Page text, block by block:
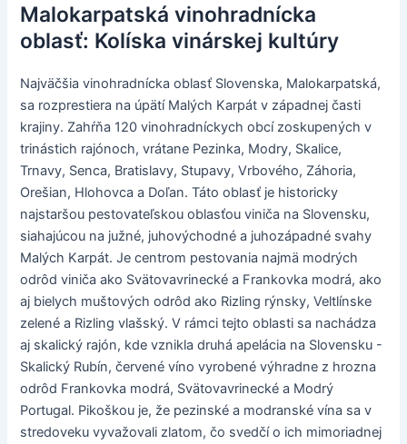
Malokarpatská vinohradnícka
oblasť: Kolíska vinárskej kultúry
Najväčšia vinohradnícka oblasť Slovenska, Malokarpatská,
sa rozprestiera na úpätí Malých Karpát v západnej časti
krajiny. Zahŕňa 120 vinohradníckych obcí zoskupených v
trinástich rajónoch, vrátane Pezinka, Modry, Skalice,
Trnavy, Senca, Bratislavy, Stupavy, Vrbového, Záhoria,
Orešian, Hlohovca a Doľan. Táto oblasť je historicky
najstaršou pestovateľskou oblasťou viniča na Slovensku,
siahajúcou na južné, juhovýchodné a juhozápadné svahy
Malých Karpát. Je centrom pestovania najmä modrých
odrôd viniča ako Svätovavrinecké a Frankovka modrá, ako
aj bielych muštových odrôd ako Rizling rýnsky, Veltlínske
zelené a Rizling vlašský. V rámci tejto oblasti sa nachádza
aj skalický rajón, kde vznikla druhá apelácia na Slovensku -
Skalický Rubín, červené víno vyrobené výhradne z hrozna
odrôd Frankovka modrá, Svätovavrinecké a Modrý
Portugal. Pikoškou je, že pezinské a modranské vína sa v
stredoveku vyvažovali zlatom, čo svedčí o ich mimoriadnej